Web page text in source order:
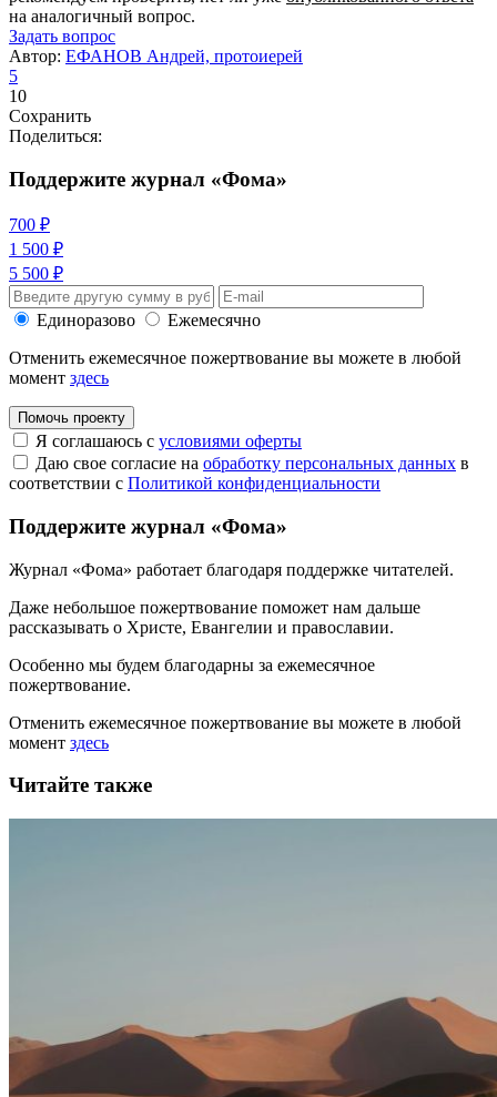
на аналогичный вопрос.
Задать вопрос
Автор: ЕФАНОВ Андрей, протоиерей
5
10
Сохранить
Поделиться:
Поддержите журнал «Фома»
700 ₽
1 500 ₽
5 500 ₽
Единоразово
Ежемесячно
Отменить ежемесячное пожертвование вы можете в любой
момент здесь
Помочь проекту
Я соглашаюсь с условиями оферты
Даю свое согласие на обработку персональных данных в
соответствии с Политикой конфиденциальности
Поддержите журнал «Фома»
Журнал «Фома» работает благодаря поддержке читателей.
Даже небольшое пожертвование поможет нам дальше
рассказывать о Христе, Евангелии и православии.
Особенно мы будем благодарны за ежемесячное
пожертвование.
Отменить ежемесячное пожертвование вы можете в любой
момент здесь
Читайте также